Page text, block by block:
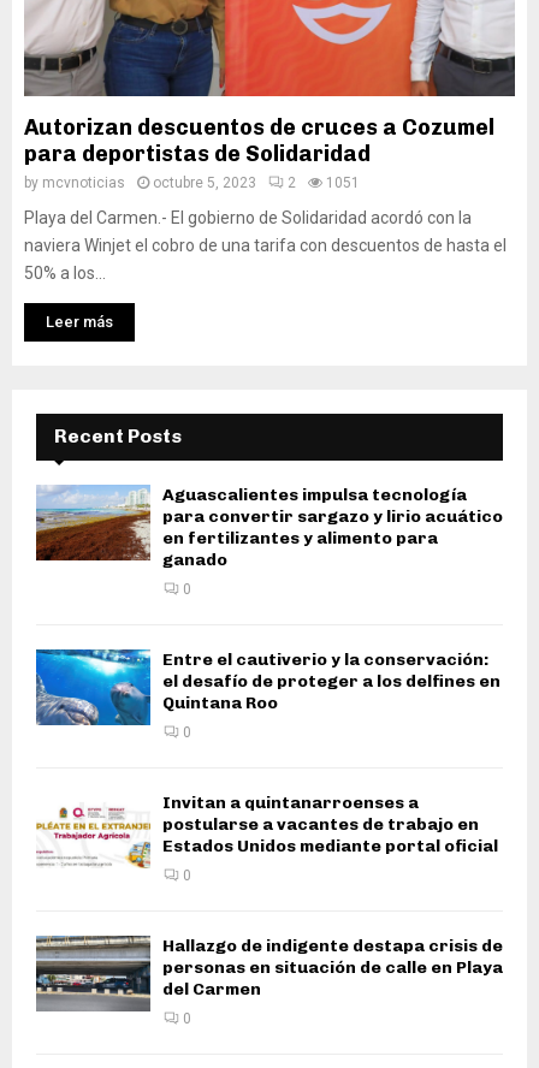
Autorizan descuentos de cruces a Cozumel
para deportistas de Solidaridad
by mcvnoticias octubre 5, 2023 2 1051
Playa del Carmen.- El gobierno de Solidaridad acordó con la
naviera Winjet el cobro de una tarifa con descuentos de hasta el
50% a los...
Leer más
Recent Posts
Aguascalientes impulsa tecnología
para convertir sargazo y lirio acuático
en fertilizantes y alimento para
ganado
0
Entre el cautiverio y la conservación:
el desafío de proteger a los delfines en
Quintana Roo
0
Invitan a quintanarroenses a
postularse a vacantes de trabajo en
Estados Unidos mediante portal oficial
0
Hallazgo de indigente destapa crisis de
personas en situación de calle en Playa
del Carmen
0